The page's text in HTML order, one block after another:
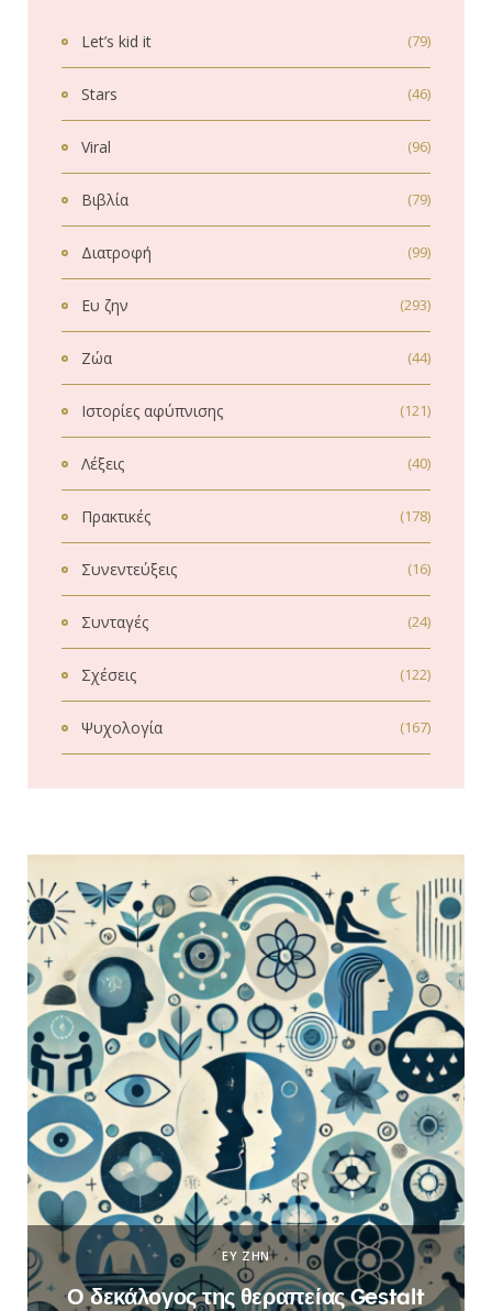
Let’s kid it (79)
Stars (46)
Viral (96)
Βιβλία (79)
Διατροφή (99)
Ευ ζην (293)
Ζώα (44)
Ιστορίες αφύπνισης (121)
Λέξεις (40)
Πρακτικές (178)
Συνεντεύξεις (16)
Συνταγές (24)
Σχέσεις (122)
Ψυχολογία (167)
ΕΥ ΖΗΝ
Ο δεκάλογος της θεραπείας Gestalt